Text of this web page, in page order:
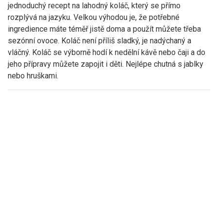
jednoduchý recept na lahodný koláč, který se přímo
rozplývá na jazyku. Velkou výhodou je, že potřebné
ingredience máte téměř jistě doma a použít můžete třeba
sezónní ovoce. Koláč není příliš sladký, je nadýchaný a
vláčný. Koláč se výborně hodí k nedělní kávě nebo čaji a do
jeho přípravy můžete zapojit i děti. Nejlépe chutná s jablky
nebo hruškami.